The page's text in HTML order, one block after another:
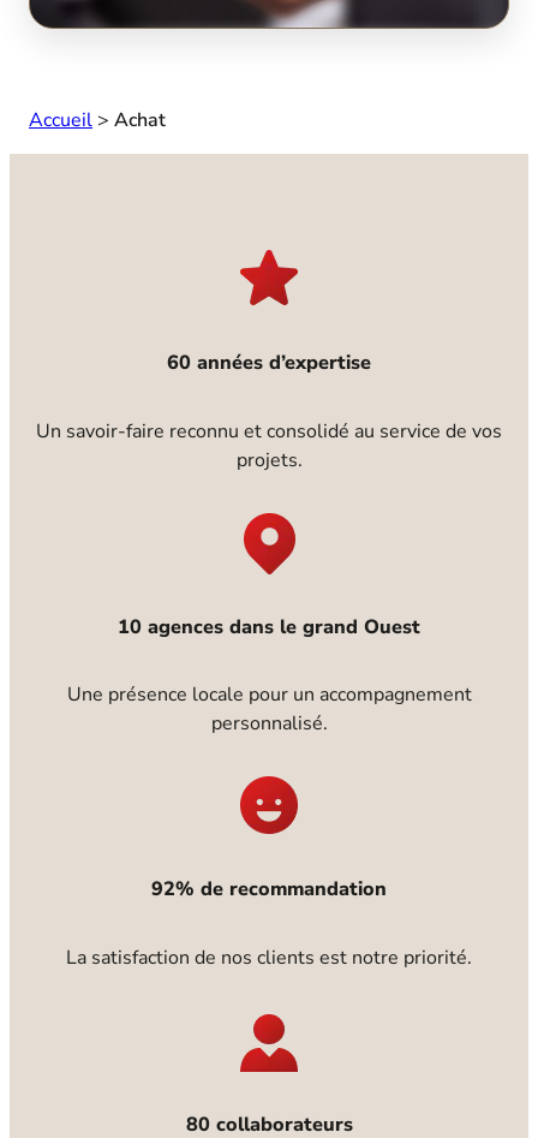
Accueil > Achat
60 années d’expertise
Un savoir-faire reconnu et consolidé au service de vos
projets.
10 agences dans le grand Ouest
Une présence locale pour un accompagnement
personnalisé.
92% de recommandation
La satisfaction de nos clients est notre priorité.
80 collaborateurs